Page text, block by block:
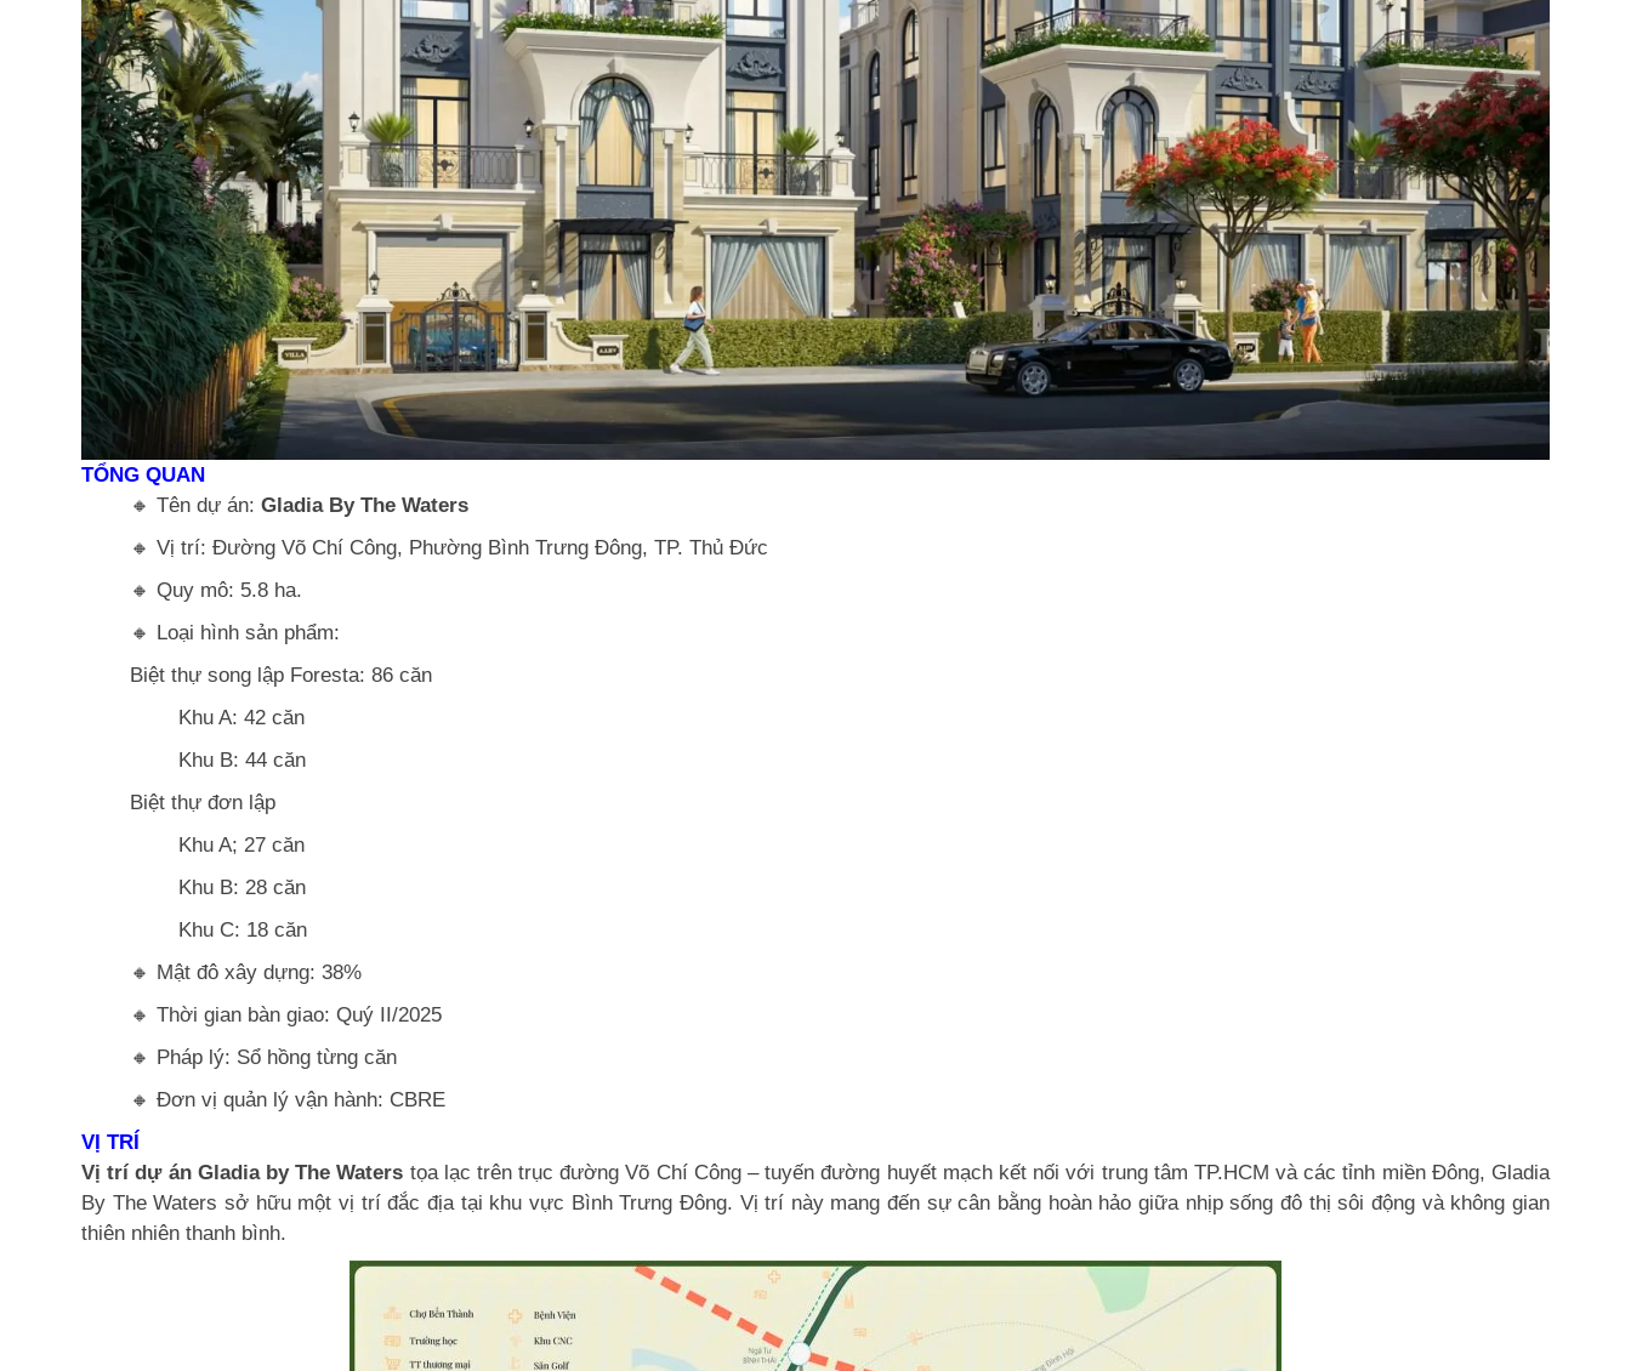
TỔNG QUAN
🔸 Tên dự án: Gladia By The Waters
🔸 Vị trí: Đường Võ Chí Công, Phường Bình Trưng Đông, TP. Thủ Đức
🔸 Quy mô: 5.8 ha.
🔸 Loại hình sản phẩm:
Biệt thự song lập Foresta: 86 căn
Khu A: 42 căn
Khu B: 44 căn
Biệt thự đơn lập
Khu A; 27 căn
Khu B: 28 căn
Khu C: 18 căn
🔸 Mật đô xây dựng: 38%
🔸 Thời gian bàn giao: Quý II/2025
🔸 Pháp lý: Sổ hồng từng căn
🔸 Đơn vị quản lý vận hành: CBRE
VỊ TRÍ
Vị trí dự án Gladia by The Waters tọa lạc trên trục đường Võ Chí Công – tuyến đường huyết mạch kết nối với trung tâm TP.HCM và các tỉnh miền Đông, Gladia
By The Waters sở hữu một vị trí đắc địa tại khu vực Bình Trưng Đông. Vị trí này mang đến sự cân bằng hoàn hảo giữa nhịp sống đô thị sôi động và không gian
thiên nhiên thanh bình.